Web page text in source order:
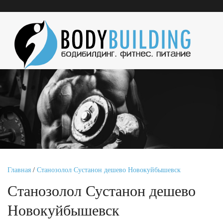
Главная / Станозолол Сустанон дешево Новокуйбышевск
Станозолол Сустанон дешево
Новокуйбышевск